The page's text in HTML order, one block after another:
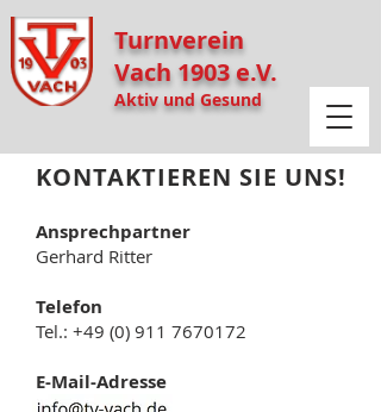
Turnverein
Vach 1903 e.V.
Aktiv und Gesund
KONTAKTIEREN SIE UNS!
Ansprechpartner
Gerhard Ritter
Telefon
Tel.: +49 (0) 911 7670172
E-Mail-Adresse